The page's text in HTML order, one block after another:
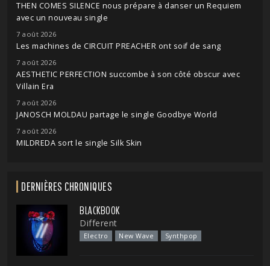
THEN COMES SILENCE nous prépare à danser un Requiem
avec un nouveau single
7 août 2026
Les machines de CIRCUIT PREACHER ont soif de sang
7 août 2026
AESTHETIC PERFECTION succombe à son côté obscur avec
Villain Era
7 août 2026
JANOSCH MOLDAU partage le single Goodbye World
7 août 2026
MILDREDA sort le single Silk Skin
DERNIÈRES CHRONIQUES
BLACKBOOK
Different
Electro New Wave Synthpop